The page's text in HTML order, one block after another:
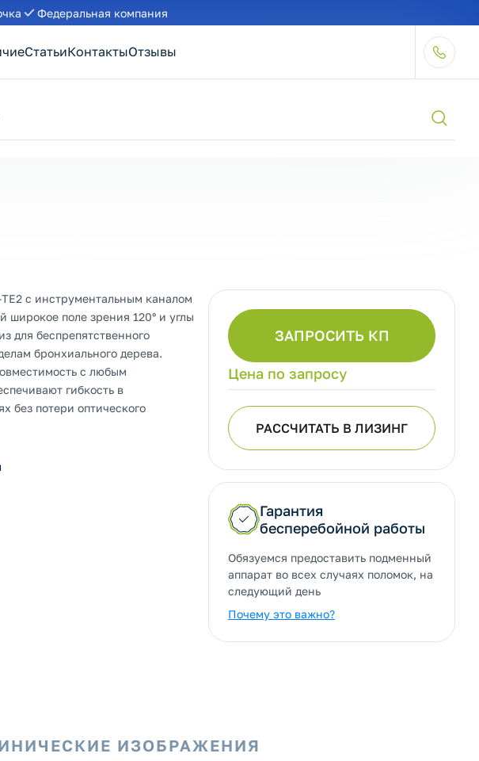
Федеральная компания
СтатьиКонтактыОтзывы
ЗАПРОСИТЬ КП
Цена по запросу
РАССЧИТАТЬ В ЛИЗИНГ
Гарантия
бесперебойной работы
Обязуемся предоставить подменный
аппарат во всех случаях поломок, на
следующий день
Почему это важно?
с инструментальным каналом
поле зрения 120° и углы
для беспрепятственного
бронхиального дерева.
с любым
гибкость в
без потери оптического
ИЗОБРАЖЕНИЯ